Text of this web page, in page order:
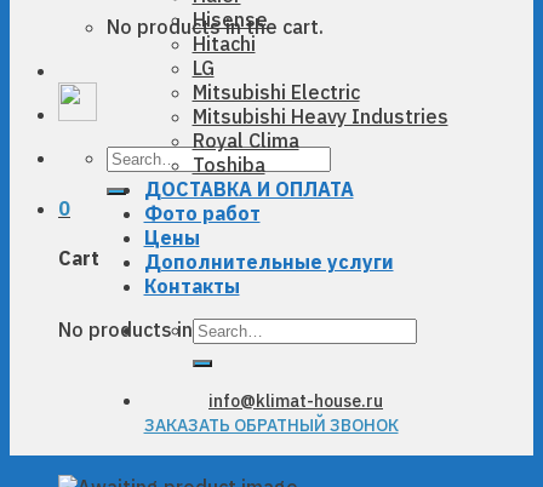
No products in the cart.
Search
0
Cart
No products in the cart.
Hisense
Hitachi
LG
Mitsubishi Electric
Mitsubishi Heavy Industries
Royal Clima
Toshiba
ДОСТАВКА И ОПЛАТА
Фото работ
Цены
Дополнительные услуги
Контакты
Search
info@klimat-house.ru
ЗАКАЗАТЬ ОБРАТНЫЙ ЗВОНОК